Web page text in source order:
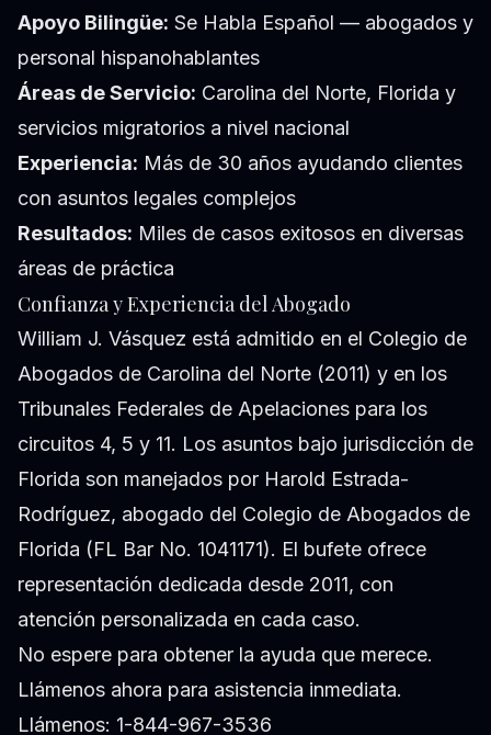
Apoyo Bilingüe: Se Habla Español — abogados y
personal hispanohablantes
Áreas de Servicio: Carolina del Norte, Florida y
servicios migratorios a nivel nacional
Experiencia: Más de 30 años ayudando clientes
con asuntos legales complejos
Resultados: Miles de casos exitosos en diversas
áreas de práctica
Confianza y Experiencia del Abogado
William J. Vásquez está admitido en el Colegio de
Abogados de Carolina del Norte (2011) y en los
Tribunales Federales de Apelaciones para los
circuitos 4, 5 y 11. Los asuntos bajo jurisdicción de
Florida son manejados por Harold Estrada-
Rodríguez, abogado del Colegio de Abogados de
Florida (FL Bar No. 1041171). El bufete ofrece
representación dedicada desde 2011, con
atención personalizada en cada caso.
No espere para obtener la ayuda que merece.
Llámenos ahora para asistencia inmediata.
Llámenos: 1-844-967-3536